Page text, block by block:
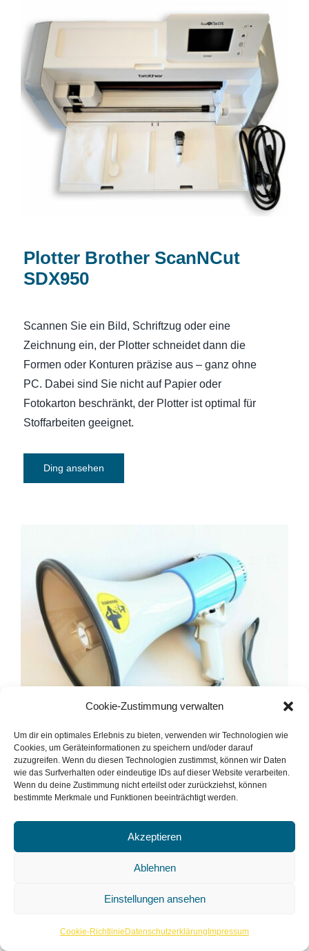
Cookie-Zustimmung verwalten
Um dir ein optimales Erlebnis zu bieten, verwenden wir Technologien wie
Cookies, um Geräteinformationen zu speichern und/oder darauf
zuzugreifen. Wenn du diesen Technologien zustimmst, können wir Daten
wie das Surfverhalten oder eindeutige IDs auf dieser Website verarbeiten.
Wenn du deine Zustimmung nicht erteilst oder zurückziehst, können
bestimmte Merkmale und Funktionen beeinträchtigt werden.
Akzeptieren
Ablehnen
Einstellungen ansehen
Cookie-Richtlinie Datenschutzerklärung Impressum
Plotter Brother ScanNCut SDX950
Plotter Brother ScanNCut
SDX950
Scannen Sie ein Bild, Schriftzug oder eine
Zeichnung ein, der Plotter schneidet dann die
Formen oder Konturen präzise aus – ganz ohne
PC. Dabei sind Sie nicht auf Papier oder
Fotokarton beschränkt, der Plotter ist optimal für
Stoffarbeiten geeignet.
Ding ansehen
Megaphon McGrey MP-200S
Megaphon McGrey MP-200S